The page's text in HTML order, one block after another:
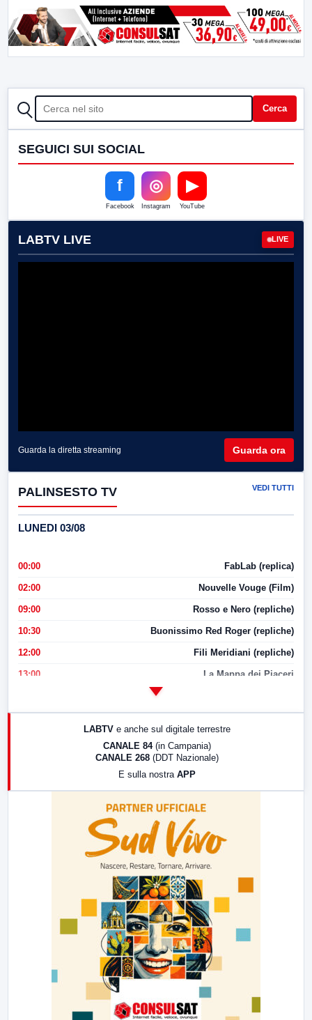
CERCA Cerca
SEGUICI SUI SOCIAL
f
Facebook
◎
Instagram
▶
YouTube
LABTV LIVE LIVE
Guarda la diretta streaming Guarda ora
PALINSESTO TV VEDI TUTTI
LUNEDI 03/08
00:00 FabLab (replica)
02:00 Nouvelle Vouge (Film)
09:00 Rosso e Nero (repliche)
10:30 Buonissimo Red Roger (repliche)
12:00 Fili Meridiani (repliche)
13:00 La Mappa dei Piaceri
17:00 LabNews (replica)
LABTV e anche sul digitale terrestre
CANALE 84 (in Campania)
CANALE 268 (DDT Nazionale)
E sulla nostra APP